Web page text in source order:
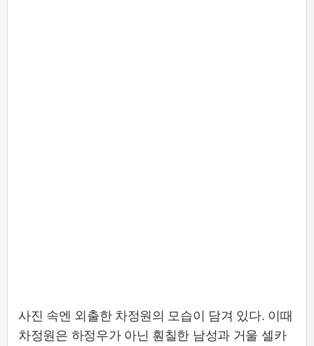
사진 속엔 외출한 차정원의 모습이 담겨 있다. 이때
차정원은 하정우가 아닌 훤칠한 남성과 거울 셀카